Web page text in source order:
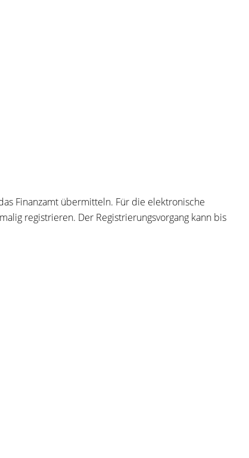
Finanzamt übermitteln. Für die elektronische
registrieren. Der Registrierungsvorgang kann bis